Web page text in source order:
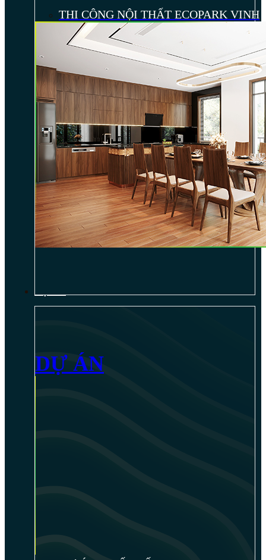
THI CÔNG NỘI THẤT ECOPARK VINH
DỰ ÁN